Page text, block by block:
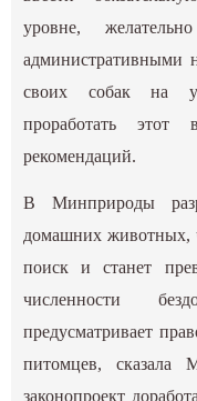
уровне,
административными
своих собак на
проработать
рекомендаций.
В Минприроды
домашних животных,
поиск и станет
численности
предусматривает
питомцев, сказала
законопроект